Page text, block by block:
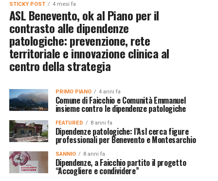
STICKY POST 4 mesi fa
ASL Benevento, ok al Piano per il
contrasto alle dipendenze
patologiche: prevenzione, rete
territoriale e innovazione clinica al
centro della strategia
PRIMO PIANO 4 anni fa
Comune di Faicchio e Comunità Emmanuel
insieme contro le dipendenze patologiche
FEATURED 8 anni fa
Dipendenze patologiche: l’Asl cerca figure
professionali per Benevento e Montesarchio
SANNIO 8 anni fa
Dipendenze, a Faicchio partito il progetto
“Accogliere e condividere”